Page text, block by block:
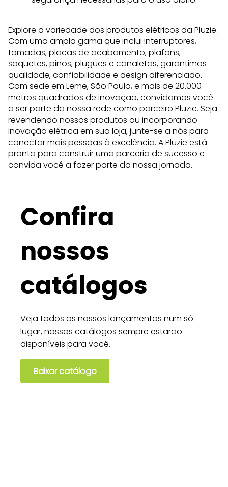
Explore a variedade dos produtos elétricos da Pluzie.
Com uma ampla gama que inclui interruptores,
tomadas, placas de acabamento,plafons,
soquetes,pinos,plugues e canaletas, garantimos
qualidade, confiabilidade e design diferenciado.
Com sede em Leme, São Paulo, e mais de 20.000
metros quadrados de inovação, convidamos você
a ser parte da nossa rede como parceiro Pluzie. Seja
revendendo nossos produtos ou incorporando
inovação elétrica em sua loja, junte-se a nós para
conectar mais pessoas à excelência. A Pluzie está
pronta para construir uma parceria de sucesso e
convida você a fazer parte da nossa jornada.
Confira
nossos
catálogos
Veja todos os nossos lançamentos num só
lugar, nossos catálogos sempre estarão
disponíveis para você.
Baixar catálogo